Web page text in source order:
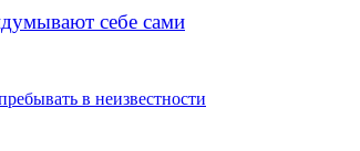
себе сами
в неизвестности